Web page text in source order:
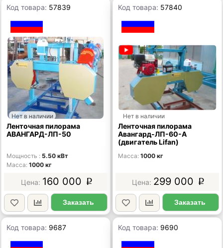
Код товара: 57839
Нет в наличии
Ленточная пилорама
АВАНГАРД-ЛП-50
Мощность
5.50 кВт
Масса 1000 кг
160 000 p
Заказать
Код товара: 57840
Нет в наличии
Ленточная пилорама
Авангард-ЛП-60-А
(двигатель Lifan)
Масса 1000 кг
299 000 p
Заказать
Код товара: 9687 Код товара: 9690